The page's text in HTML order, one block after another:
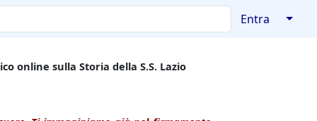
Entra ↓
online sulla Storia della S.S. Lazio